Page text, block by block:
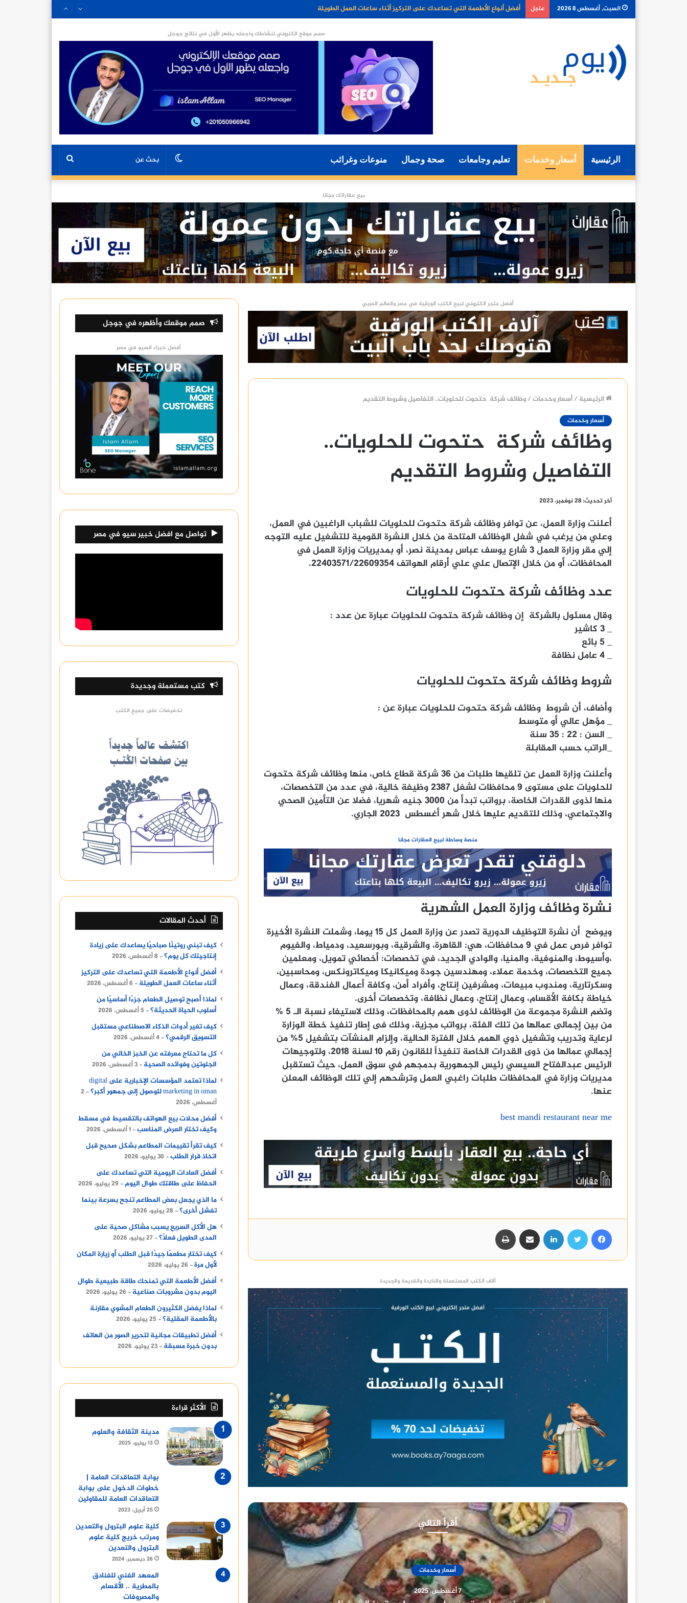
السبت, أغسطس 8 2026 عاجل لماذا أصبح توصيل الطعام جزءًا أساسيًا من أسلوب الحياة الحديثة؟
صمم موقع الكتروني لنشاطك واجعله يظهر الأول في نتائج جوجل
الرئيسية أسعار وخدمات تعليم وجامعات صحة وجمال منوعات وغرائب الوضع
بيع عقاراتك مجانا
أفضل متجر الكتروني لبيع الكتب الورقية في مصر والعالم العربي
الرئيسية /أسعار وخدمات/وظائف شركة حتحوت للحلويات.. التفاصيل وشروط التقديم
أسعار وخدمات
وظائف شركة حتحوت للحلويات..
التفاصيل وشروط التقديم
آخر تحديث: 28 نوفمبر، 2023
أعلنت وزارة العمل، عن توافر وظائف شركة حتحوت للحلويات للشباب الراغبين في العمل،
وعلي من يرغب في شغل الوظائف المتاحة من خلال النشرة القومية للتشغيل عليه التوجه
إلي مقر وزارة العمل 3 شارع يوسف عباس بمدينة نصر، أو بمديريات وزارة العمل في
المحافظات، أو من خلال الإتصال علي علي أرقام الهواتف 22403571/22609354.
عدد وظائف شركة حتحوت للحلويات
وقال مسئول بالشركة إن وظائف شركة حتحوت للحلويات عبارة عن عدد :
_ 3 كاشير
_ 5 بائع
_ 4 عامل نظافة
شروط وظائف شركة حتحوت للحلويات
وأضاف، أن شروط وظائف شركة حتحوت للحلويات عبارة عن :
_ مؤهل عالي أو متوسط
_ السن : 22 : 35 سنة
_الراتب حسب المقابلة
وأعلنت وزارة العمل عن تلقيها طلبات من 36 شركة قطاع خاص، منها وظائف شركة حتحوت
للحلويات على مستوى 9 محافظات لشغل 2387 وظيفة خالية، في عدد من التخصصات،
منها لذوى القدرات الخاصة، برواتب تبدأ من 3000 جنيه شهريا، فضلا عن التأمين الصحي
والاجتماعي، وذلك للتقديم عليها خلال شهر أغسطس 2023 الجاري.
منصة وساطة لبيع العقارات مجانا
نشرة وظائف وزارة العمل الشهرية
ويوضح أن نشرة التوظيف الدورية تصدر عن وزارة العمل كل 15 يوما، وشملت النشرة الأخيرة
توافر فرص عمل في 9 محافظات، هي: القاهرة، والشرقية، وبورسعيد، ودمياط، والفيوم
،وأسيوط، والمنوفية، والمنيا، والوادي الجديد، في تخصصات: أخصائي تمويل، ومعلمين
جميع التخصصات، وخدمة عملاء، ومهندسين جودة وميكانيكا وميكاترونكس، ومحاسبين،
وسكرتارية، ومندوب مبيعات، ومشرفين إنتاج، وأفراد أمن، وكافة أعمال الفندقة، وعمال
خياطة بكافة الأقسام، وعمال إنتاج، وعمال نظافة، وتخصصات أخرى.
وتضم النشرة مجموعة من الوظائف لذوى همم بالمحافظات، وذلك لاستيفاء نسبة الـ 5 %
من بين إجمالى عمالها من تلك الفئة، برواتب مجزية، وذلك فى إطار تنفيذ خطة الوزارة
لرعاية وتدريب وتشغيل ذوي الهمم خلال الفترة الحالية، وإلزام المنشآت بتشغيل 5% من
إجمالي عمالها من ذوى القدرات الخاصة تنفيذاً للقانون رقم 10 لسنة 2018، ولتوجيهات
الرئيس عبدالفتاح السيسي رئيس الجمهورية بدمجهم في سوق العمل، حيث تستقبل
مديريات وزارة في المحافظات طلبات راغبي العمل وترشحهم إلي تلك الوظائف المعلن
عنها.
best mandi restaurant near me
آلاف الكتب المستعملة والناردة والقديمة والجديدة
أقرأ التالي
أسعار وخدمات
7 أغسطس، 2025
صمم موقعك وأظهره في جوجل
أفضل خبراء السيو في مصر
تواصل مع افضل خبير سيو في مصر
كتب مستعملة وجديدة
تخفيضات على جميع الكتب
أحدث المقالات
كيف تبني روتينًا صباحيًا يساعدك على زيادة
إنتاجيتك كل يوم؟
8 أغسطس، 2026
أفضل أنواع الأطعمة التي تساعدك على التركيز
أثناء ساعات العمل الطويلة
6 أغسطس، 2026
لماذا أصبح توصيل الطعام جزءًا أساسيًا من
أسلوب الحياة الحديثة؟
5 أغسطس، 2026
كيف تغير أدوات الذكاء الاصطناعي مستقبل
التسويق الرقمي؟
4 أغسطس، 2026
كل ما تحتاج معرفته عن الخبز الخالي من
الجلوتين وفوائده الصحية
3 أغسطس، 2026
لماذا تعتمد المؤسسات الإخبارية على digital
marketing in oman للوصول إلى جمهور أكبر؟
2
أغسطس، 2026
أفضل محلات بيع الهواتف بالتقسيط في مسقط
وكيف تختار العرض المناسب
1 أغسطس، 2026
كيف تقرأ تقييمات المطاعم بشكل صحيح قبل
اتخاذ قرار الطلب
30 يوليو، 2026
أفضل العادات اليومية التي تساعدك على
الحفاظ على طاقتك طوال اليوم
29 يوليو، 2026
ما الذي يجعل بعض المطاعم تنجح بسرعة بينما
تفشل أخرى؟
28 يوليو، 2026
هل الأكل السريع يسبب مشاكل صحية على
المدى الطويل فعلًا؟
27 يوليو، 2026
كيف تختار مطعمًا جيدًا قبل الطلب أو زيارة المكان
لأول مرة
26 يوليو، 2026
أفضل الأطعمة التي تمنحك طاقة طبيعية طوال
اليوم بدون مشروبات صناعية
26 يوليو، 2026
لماذا يفضل الكثيرون الطعام المشوي مقارنة
بالأطعمة المقلية؟
25 يوليو، 2026
أفضل تطبيقات مجانية لتحرير الصور من الهاتف
بدون خبرة مسبقة
23 يوليو، 2026
الأكثر قراءة
مدينة الثقافة والعلوم
13 يوليو، 2025
بوابة التعاقدات العامة |
خطوات الدخول على بوابة
التعاقدات العامة للمقاولين
25 أبريل، 2023
كلية علوم البترول والتعدين
ومرتب خريج كلية علوم
البترول والتعدين
26 ديسمبر، 2024
المعهد الفني للفنادق
بالمطرية .. الأقسام
والمصروفات